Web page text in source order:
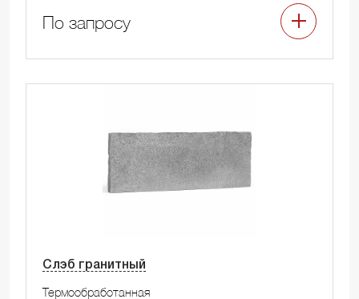
По запросу
Слэб гранитный
Термообработанная